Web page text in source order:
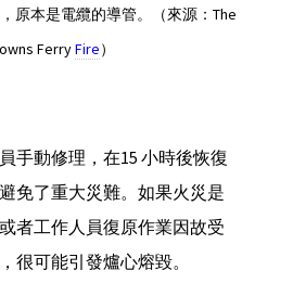
原本是電纜的導管。（來源：The
FerryFire）
手動修理，在15 小時後恢復
免了重大災難。如果火災是
者工作人員復原作業因故受
很可能引發爐心熔毀。